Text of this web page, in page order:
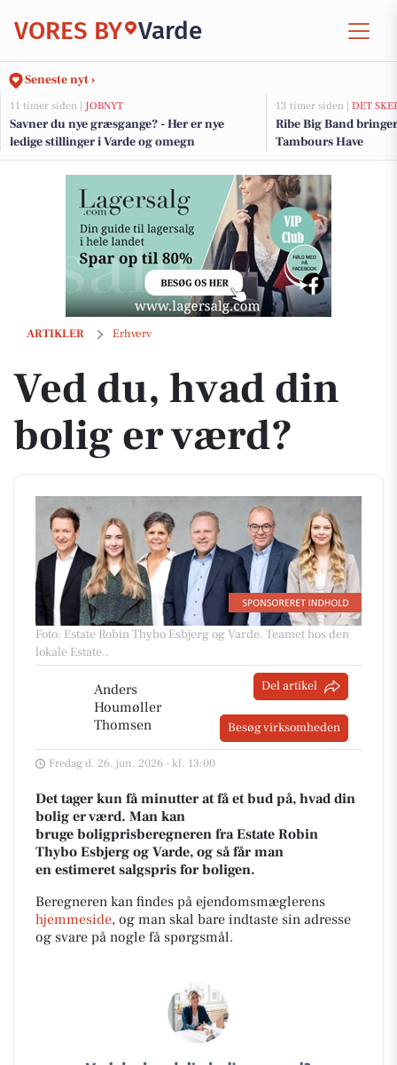
VORES BY Varde
Seneste nyt ›
11 timer siden | JOBNYT
Savner du nye græsgange? - Her er nye
ledige stillinger i Varde og omegn
13 timer siden | DET
Ribe Big Band
Tambours Have
ARTIKLER Erhverv
Ved du, hvad din bolig er værd?
Ved du, hvad din
bolig er værd?
Foto: Estate Robin Thybo Esbjerg og Varde. Teamet hos den
lokale Estate..
Anders
Houmøller
Thomsen
Del artikel
Besøg virksomheden
Fredag d. 26. jun. 2026 - kl. 13:00
Det tager kun få minutter at få et bud på, hvad din
bolig er værd. Man kan
bruge boligprisberegneren fra Estate Robin
Thybo Esbjerg og Varde, og så får man
en estimeret salgspris for boligen.
Beregneren kan findes på ejendomsmæglerens
hjemmeside, og man skal bare indtaste sin adresse
og svare på nogle få spørgsmål.